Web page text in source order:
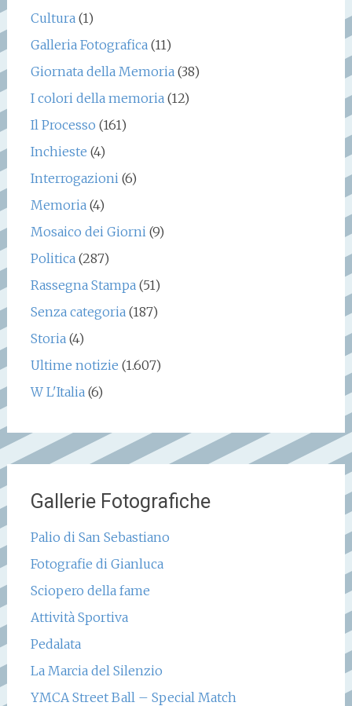
Cultura(1)
Galleria Fotografica(11)
Giornata della Memoria(38)
I colori della memoria(12)
Il Processo (161)
Inchieste (4)
Interrogazioni(6)
Memoria(4)
Mosaico dei Giorni(9)
Politica(287)
Rassegna Stampa(51)
Senza categoria(187)
Storia(4)
Ultime notizie (1.607)
W L'Italia(6)
Gallerie Fotografiche
Palio di San Sebastiano
Fotografie di Gianluca
Sciopero della fame
Attività Sportiva
Pedalata
La Marcia del Silenzio
YMCA Street Ball – Special Match